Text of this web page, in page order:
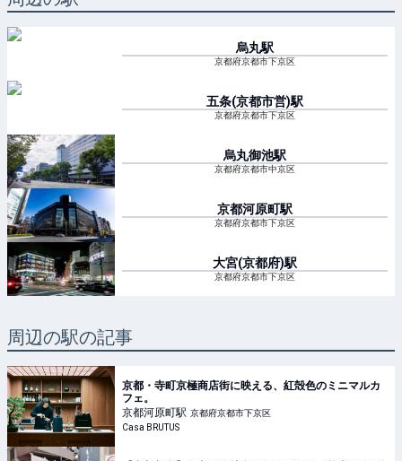
烏丸駅
京都府京都市下京区
五条(京都市営)駅
京都府京都市下京区
烏丸御池駅
京都府京都市中京区
京都河原町駅
京都府京都市下京区
大宮(京都府)駅
京都府京都市下京区
周辺の駅の記事
京都・寺町京極商店街に映える、紅殻色のミニマルカ
フェ。
京都河原町駅 京都府京都市下京区
Casa BRUTUS